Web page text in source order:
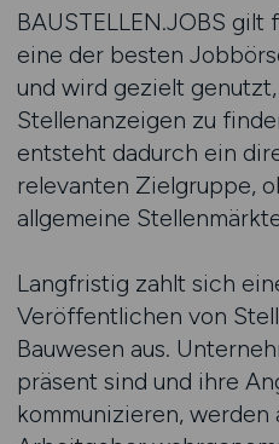
BAUSTELLEN.JOBS
eine der besten
und wird gezielt
Stellenanzeigen zu
entsteht dadurch ein
relevanten Zielgruppe,
allgemeine
Langfristig zahlt sich
Veröffentlichen von
Bauwesen aus.
präsent sind und ihre
kommunizieren, werden